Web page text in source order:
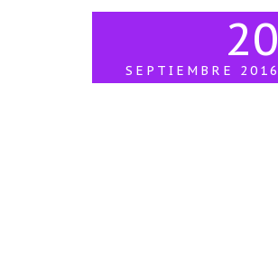
20
SEPTIEMBRE 2016